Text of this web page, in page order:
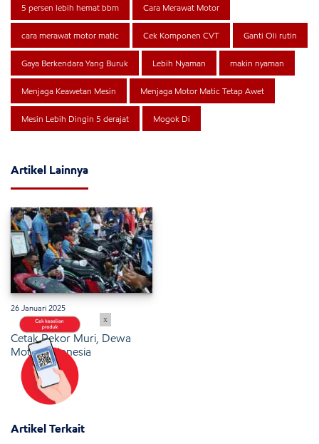
5 persen lebih hemat bbm Cara Merawat Motor
cara merawat motor matic Cek Komponen CVT Ganti Oli rutin
Gaya Berkendara Yang Buruk Lebih Nyaman makin nyaman
Menjaga Keawetan Mesin Menjaga Motor Matic Tetap Awet
Mesin Lebih Dingin 5 derajat Mogok Di
Artikel Lainnya
26 Januari 2025
Cetak Rekor Muri, Dewa
Motor Indonesia
Artikel Terkait
x